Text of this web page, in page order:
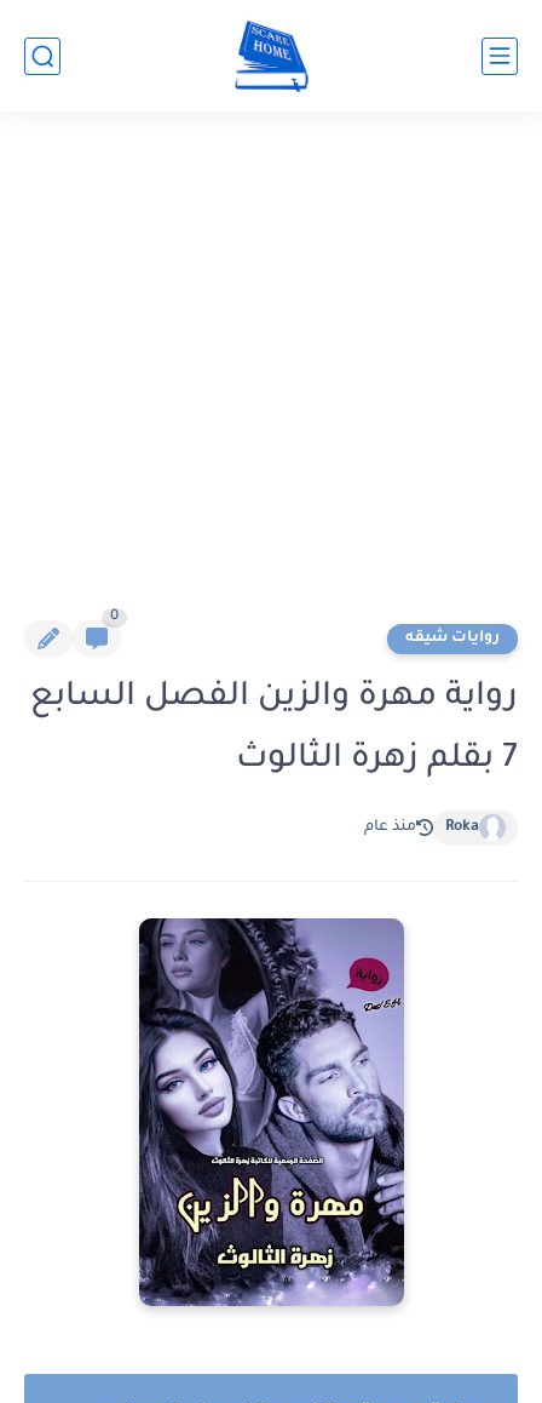
روايات شيقه
0
رواية مهرة والزين الفصل السابع
7 بقلم زهرة الثالوث
Roka منذ عام